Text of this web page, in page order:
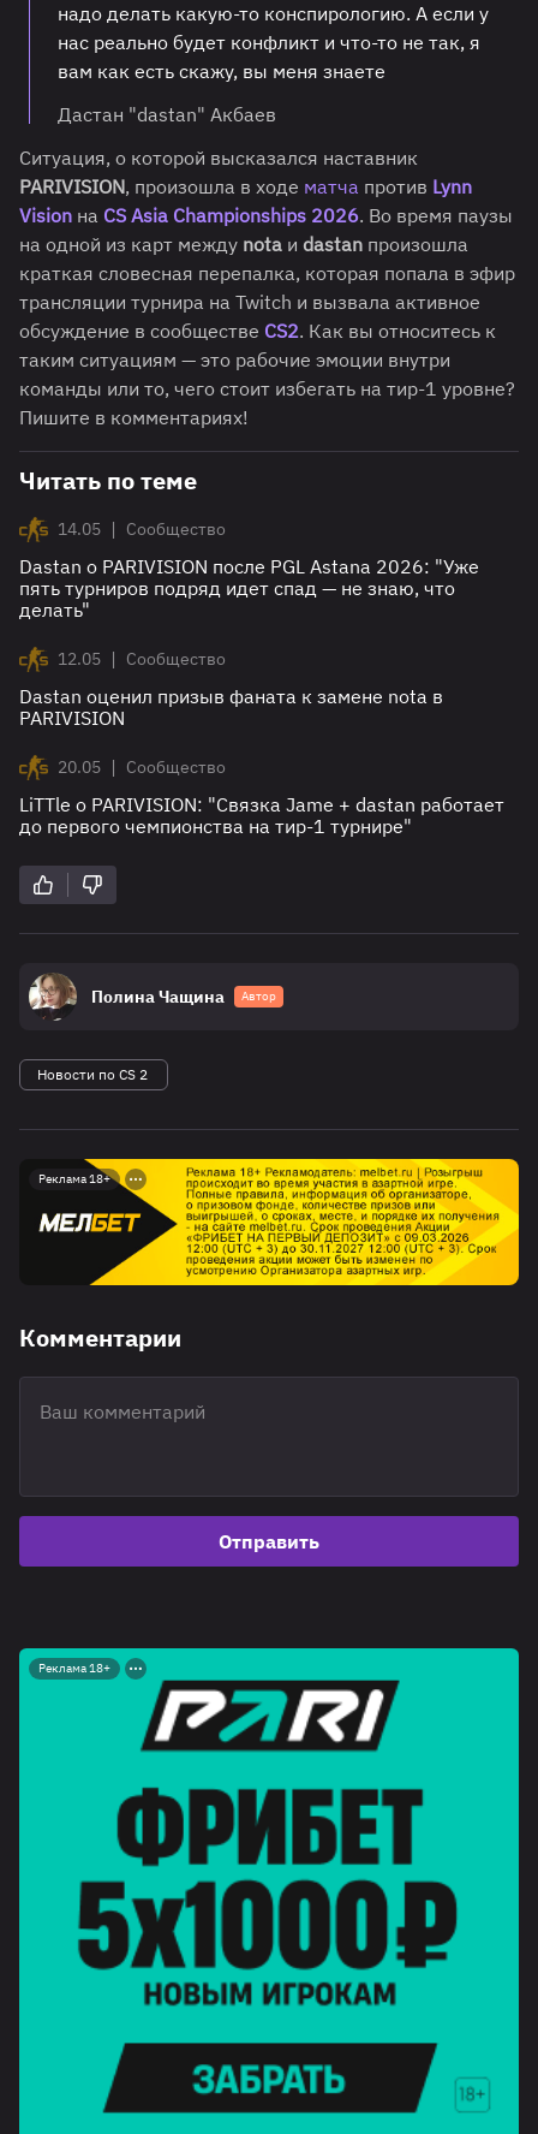
надо делать какую-то конспирологию. А если у
нас реально будет конфликт и что-то не так, я
вам как есть скажу, вы меня знаете
Дастан "dastan" Акбаев
Ситуация, о которой высказался наставник
PARIVISION, произошла в ходе матча против Lynn
Vision на CS Asia Championships 2026. Во время паузы
на одной из карт между nota и dastan произошла
краткая словесная перепалка, которая попала в эфир
трансляции турнира на Twitch и вызвала активное
обсуждение в сообществе CS2. Как вы относитесь к
таким ситуациям — это рабочие эмоции внутри
команды или то, чего стоит избегать на тир-1 уровне?
Пишите в комментариях!
Читать по теме
14.05 | Сообщество
Dastan о PARIVISION после PGL Astana 2026: "Уже
пять турниров подряд идет спад — не знаю, что
делать"
12.05 | Сообщество
Dastan оценил призыв фаната к замене nota в
PARIVISION
20.05 | Сообщество
LiTTle о PARIVISION: "Связка Jame + dastan работает
до первого чемпионства на тир-1 турнире"
Полина Чащина Автор
Новости по CS 2
Реклама 18+
Комментарии
Отправить
Реклама 18+